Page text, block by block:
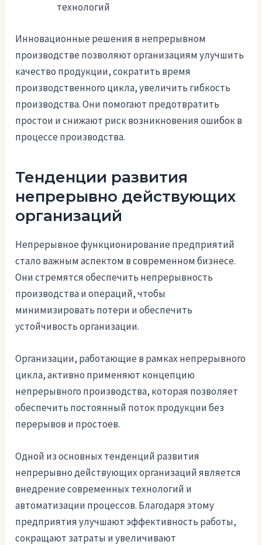
технологий
Инновационные решения в непрерывном
производстве позволяют организациям улучшить
качество продукции, сократить время
производственного цикла, увеличить гибкость
производства. Они помогают предотвратить
простои и снижают риск возникновения ошибок в
процессе производства.
Тенденции развития
непрерывно действующих
организаций
Непрерывное функционирование предприятий
стало важным аспектом в современном бизнесе.
Они стремятся обеспечить непрерывность
производства и операций, чтобы
минимизировать потери и обеспечить
устойчивость организации.
Организации, работающие в рамках непрерывного
цикла, активно применяют концепцию
непрерывного производства, которая позволяет
обеспечить постоянный поток продукции без
перерывов и простоев.
Одной из основных тенденций развития
непрерывно действующих организаций является
внедрение современных технологий и
автоматизации процессов. Благодаря этому
предприятия улучшают эффективность работы,
сокращают затраты и увеличивают